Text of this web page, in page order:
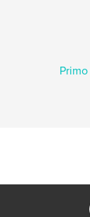
Primo